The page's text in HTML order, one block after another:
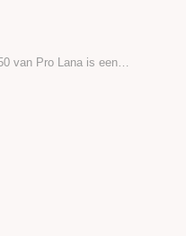
van Pro Lana is een…